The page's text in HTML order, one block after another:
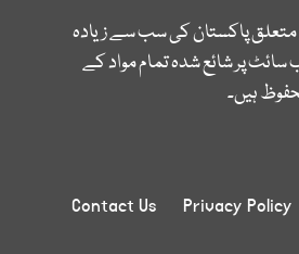
پاکستان کی سب سے زیادہ
پر شائع شدہ تمام مواد کے
ہیں۔
Privacy Policy
Contact Us